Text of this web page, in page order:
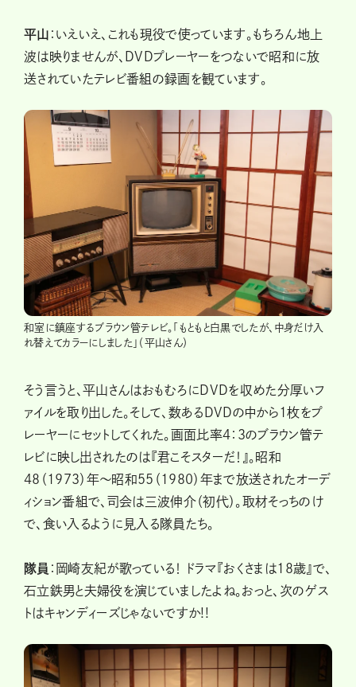
平山 ：いえいえ、これも現役で使っています。もちろん地上
波は映りませんが、DVDプレーヤーをつないで昭和に放
送されていたテレビ番組の録画を観ています。
和室に鎮座するブラウン管テレビ。「もともと白黒でしたが、中身だけ入
れ替えてカラーにしました」（平山さん）
そう言うと、平山さんはおもむろにDVDを収めた分厚いフ
ァイルを取り出した。そして、数あるDVDの中から1枚をプ
レーヤーにセットしてくれた。画面比率4：3のブラウン管テ
レビに映し出されたのは『君こそスターだ！』。昭和
48（1973）年〜昭和55（1980）年まで放送されたオーデ
ィション番組で、司会は三波伸介（初代）。取材そっちのけ
で、食い入るように見入る隊員たち。
隊員 ：岡崎友紀が歌っている！ ドラマ『おくさまは18歳』で、
石立鉄男と夫婦役を演じていましたよね。おっと、次のゲス
トはキャンディーズじゃないですか!!